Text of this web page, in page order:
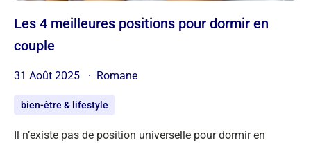
Les 4 meilleures positions pour dormir en
couple
31 Août 2025 Romane
bien-être & lifestyle
Il n’existe pas de position universelle pour dormir en